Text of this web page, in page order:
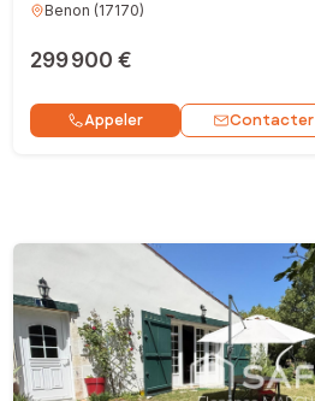
Benon (17170)
299 900 €
Appeler Contacter